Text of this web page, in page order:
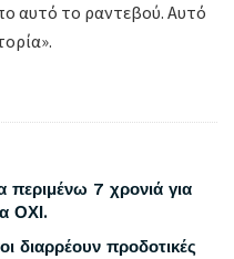
αυτό το ραντεβού. Αυτό
περιμένω 7 χρονιά για
ΟΧΙ.
διαρρέουν προδοτικές